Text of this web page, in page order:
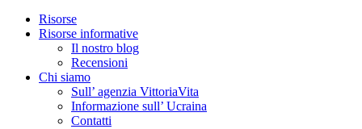
Risorse
Risorse informative
Il nostro blog
Recensioni
Chi siamo
Sull’ agenzia VittoriaVita
Informazione sull’ Ucraina
Contatti